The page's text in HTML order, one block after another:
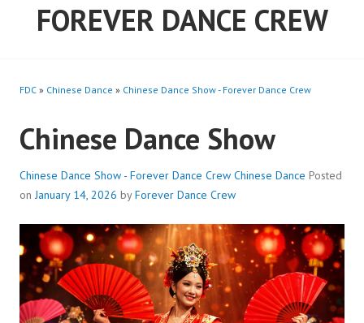
FOREVER DANCE CREW
FDC » Chinese Dance » Chinese Dance Show - Forever Dance Crew
Chinese Dance Show
Chinese Dance Show - Forever Dance Crew Chinese Dance Posted
onJanuary 14, 2026 byForever Dance Crew